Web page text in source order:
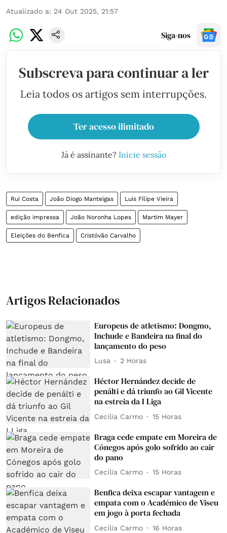
Atualizado a: 24 Out 2025, 21:57
Siga-nos
Subscreva para continuar a ler
Leia todos os artigos sem interrupções.
Ter acesso ilimitado
Já é assinante? Inicie sessão
Rui Costa João Diogo Manteigas Luis Filipe Vieira
edição impressa João Noronha Lopes Martim Mayer
Eleições do Benfica Cristóvão Carvalho
Artigos Relacionados
Europeus de atletismo: Dongmo,
Inchude e Bandeira na final do
lançamento do peso
Lusa 2 Horas
Héctor Hernández decide de
penálti e dá triunfo ao Gil Vicente
na estreia da I Liga
Cecília Carmo 15 Horas
Braga cede empate em Moreira de
Cónegos após golo sofrido ao cair
do pano
Cecília Carmo 15 Horas
Benfica deixa escapar vantagem e
empata com o Académico de Viseu
em jogo à porta fechada
Cecília Carmo 16 Horas